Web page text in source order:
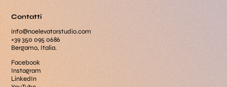
Contatti
info@noelevatorstudio.com
+39 350 095 0686
Bergamo, Italia.
Facebook
Instagram
LinkedIn